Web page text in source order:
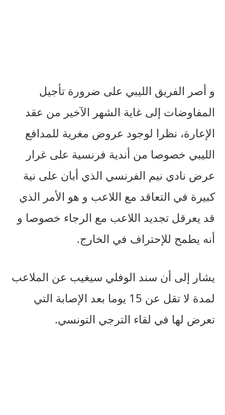
و أصر الفريق الليبي على ضرورة تأجيل
المفاوضات إلى غاية الشهر الآخير من عقد
الإعارة، نظرا لوجود عروض مغرية للمدافع
الليبي خصوصا من أندية فرنسية على غرار
عرض نادي نيم الفرنسي الذي أبان على نية
كبيرة في التعاقد مع اللاعب و هو الأمر الذي
قد يعرقل تجديد اللاعب مع الرجاء خصوصا و
أنه يطمح للإحتراف في الخارج.
يشار إلى أن سند الوفلي سيغيب عن الملاعب
لمدة لا تقل عن 15 يوما بعد الإصابة التي
تعرض لها في لقاء الترجي التونسي.